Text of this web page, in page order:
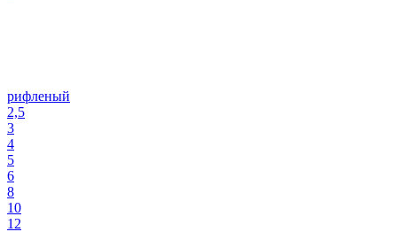
рифленый
2,5
3
4
5
6
8
10
12